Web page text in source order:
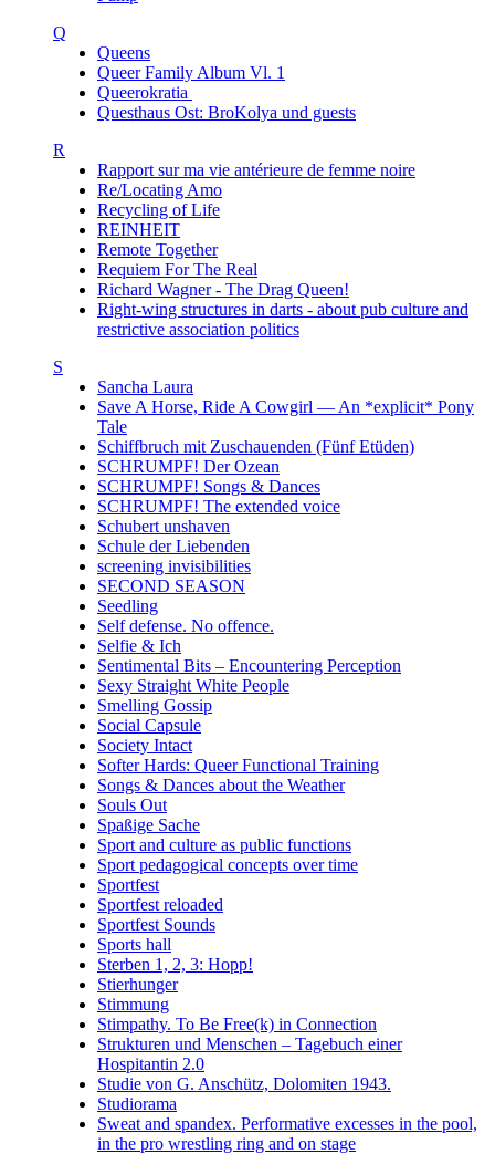
Q
Queens
Queer Family Album Vl. 1
Queerokratia
Questhaus Ost: BroKolya und guests
R
Rapport sur ma vie antérieure de femme noire
Re/Locating Amo
Recycling of Life
REINHEIT
Remote Together
Requiem For The Real
Richard Wagner - The Drag Queen!
Right-wing structures in darts - about pub culture and
restrictive association politics
S
Sancha Laura
Save A Horse, Ride A Cowgirl — An *explicit* Pony
Tale
Schiffbruch mit Zuschauenden (Fünf Etüden)
SCHRUMPF! Der Ozean
SCHRUMPF! Songs & Dances
SCHRUMPF! The extended voice
Schubert unshaven
Schule der Liebenden
screening invisibilities
SECOND SEASON
Seedling
Self defense. No offence.
Selfie & Ich
Sentimental Bits – Encountering Perception
Sexy Straight White People
Smelling Gossip
Social Capsule
Society Intact
Softer Hards: Queer Functional Training
Songs & Dances about the Weather
Souls Out
Spaßige Sache
Sport and culture as public functions
Sport pedagogical concepts over time
Sportfest
Sportfest reloaded
Sportfest Sounds
Sports hall
Sterben 1, 2, 3: Hopp!
Stierhunger
Stimmung
Stimpathy. To Be Free(k) in Connection
Strukturen und Menschen – Tagebuch einer
Hospitantin 2.0
Studie von G. Anschütz, Dolomiten 1943.
Studiorama
Sweat and spandex. Performative excesses in the pool,
in the pro wrestling ring and on stage